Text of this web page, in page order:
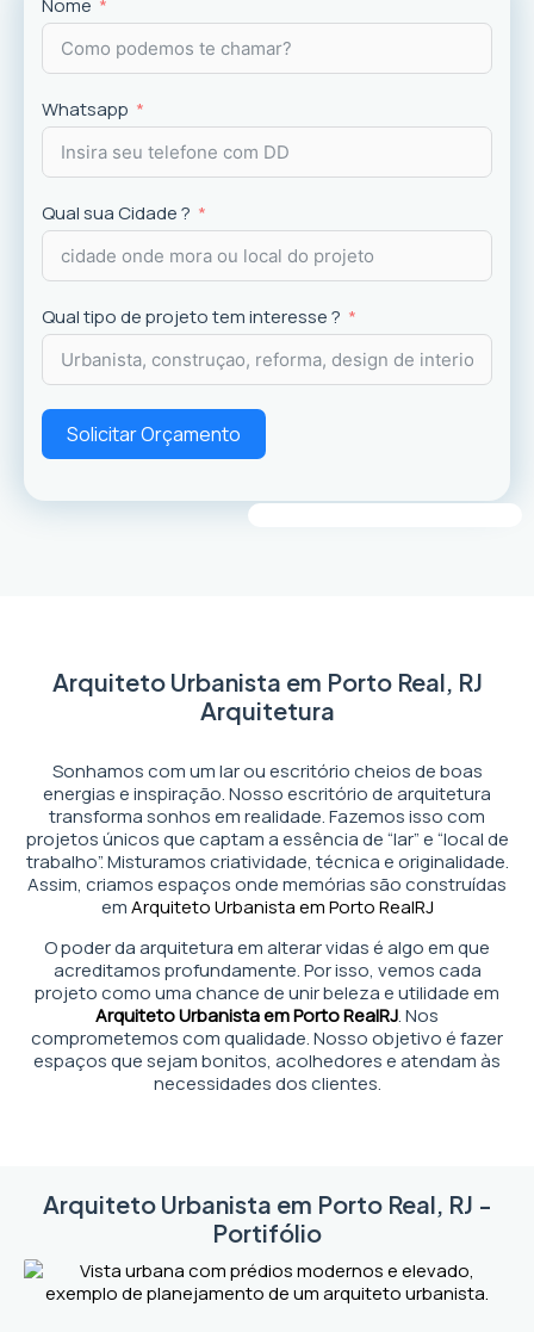
experiência dos usuários.
Nome
Whatsapp
Qual sua Cidade ?
Qual tipo de projeto tem interesse ?
Solicitar Orçamento
Arquiteto Urbanista em Porto Real, RJ
Arquitetura
Sonhamos com um lar ou escritório cheios de boas
energias e inspiração. Nosso escritório de arquitetura
transforma sonhos em realidade. Fazemos isso com
projetos únicos que captam a essência de “lar” e “local de
trabalho”. Misturamos criatividade, técnica e originalidade.
Assim, criamos espaços onde memórias são construídas
emArquiteto Urbanista em Porto RealRJ
O poder da arquitetura em alterar vidas é algo em que
acreditamos profundamente. Por isso, vemos cada
projeto como uma chance de unir beleza e utilidade em
Arquiteto Urbanista em Porto RealRJ. Nos
comprometemos com qualidade. Nosso objetivo é fazer
espaços que sejam bonitos, acolhedores e atendam às
necessidades dos clientes.
Arquiteto Urbanista em Porto Real, RJ -
Portifólio